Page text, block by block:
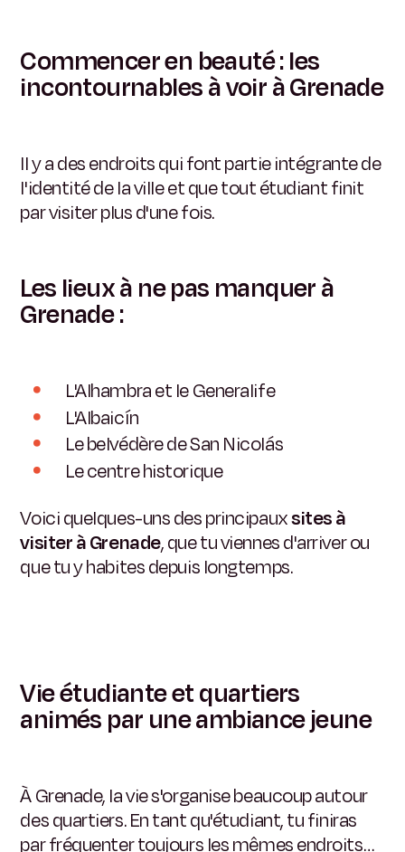
Commencer en beauté : les
incontournables à voir à Grenade
Il y a des endroits qui font partie intégrante de
l'identité de la ville et que tout étudiant finit
par visiter plus d'une fois.
Les lieux à ne pas manquer à
Grenade :
L'Alhambra et le Generalife
L'Albaicín
Le belvédère de San Nicolás
Le centre historique
Voici quelques-uns des principauxsites à
visiter à Grenade, que tu viennes d'arriver ou
que tu y habites depuis longtemps.
Vie étudiante et quartiers
animés par une ambiance jeune
À Grenade, la vie s'organise beaucoup autour
des quartiers. En tant qu'étudiant, tu finiras
par fréquenter toujours les mêmes endroits…